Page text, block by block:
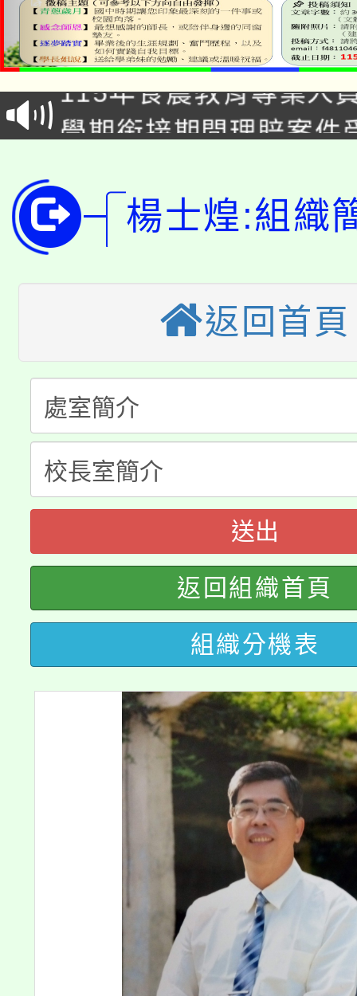
淨零綠生活教案入校路
115年食農教育專業人
程
學期銜接期間理賠案件
版
公告本校115學年度第
代理(課)教師甄選結果(
「2026金融保險知識
車」活動
桃園市115學年度學生
生本土語及新住民語歌
公告本校115學年度第
代理(課)教師甄選結果(
公告本校115學年度第
代理(課)教師甄選結果(
轉知中國文化大學推廣
《TA101》溝通分析基
程，歡迎學生輔導中心
心理、諮商輔導、社會
系所師生報名參加。
淨零綠生活教案入校路
會
115年食農教育專業人
學期銜接期間理賠案件
學籍身 分審查程序及
版
淨零綠領人才培育課程
公告本校115學年度第
代理(課)教師甄選結果
「2026金融保險知識
桃園市115學年度學生
生本土語及新住民語歌
公告本校115學年度第
代理(課)教師甄選結果
公告本校115學年度第
代理(課)教師甄選結果
轉知中國文化大學推廣
《TA101》溝通分析基
程，歡迎學生輔導中心
心理、諮商輔導、社會
系所師生報名參加。
楊士煌:組織
返回首頁
送出
返回組織首頁
組織分機表